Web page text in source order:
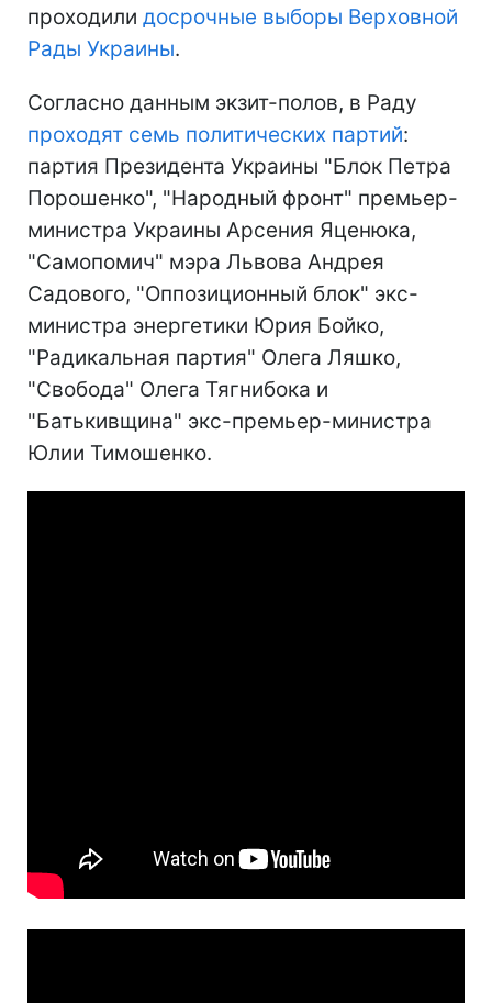
проходили досрочные выборы Верховной
Рады Украины.
Согласно данным экзит-полов, в Раду
проходят семь политических партий:
партия Президента Украины "Блок Петра
Порошенко", "Народный фронт" премьер-
министра Украины Арсения Яценюка,
"Самопомич" мэра Львова Андрея
Садового, "Оппозиционный блок" экс-
министра энергетики Юрия Бойко,
"Радикальная партия" Олега Ляшко,
"Свобода" Олега Тягнибока и
"Батькивщина" экс-премьер-министра
Юлии Тимошенко.